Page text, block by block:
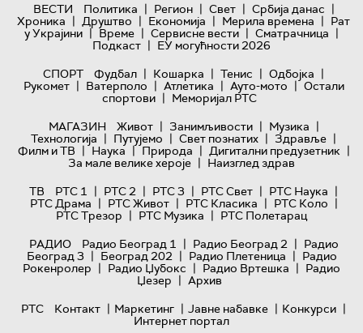
ВЕСТИ Политика | Регион | Свет | Србија данас |
Хроника | Друштво | Економија | Мерила времена | Рат
у Украјини | Време | Сервисне вести | Сматрачница |
Подкаст | ЕУ могућности 2026
СПОРТ
Фудбал | Кошарка | Тенис | Одбојка |
Рукомет | Ватерполо | Атлетика | Ауто-мото | Остали
спортови | Меморијал РТС
МАГАЗИН
Живот | Занимљивости | Музика |
Технологијa | Путујемо | Свет познатих | Здравље |
Филм и ТВ | Наука | Природа | Дигитални предузетник |
За мале велике хероје | Наизглед здрав
ТВ
РТС 1 | РТС 2 | РТС 3 | РТС Свет | РТС Наука |
РТС Драма | РТС Живот | РТС Класика | РТС Коло |
РТС Трезор | РТС Музика | РТС Полетарац
РАДИО
Радио Београд 1 | Радио Београд 2 | Радио
Београд 3 | Београд 202 | Радио Плетеница | Радио
Рокенролер | Радио Џубокс | Радио Вртешка | Радио
Џезер | Архив
РТС
Контакт | Маркетинг | Јавне набавке | Конкурси |
Интернет портал